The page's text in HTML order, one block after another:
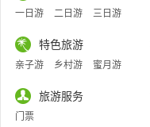
一日游 二日游 三日游
特色旅游
亲子游 乡村游 蜜月游
旅游服务
门票